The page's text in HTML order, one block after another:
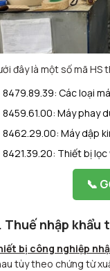
đây là một số mã HS
8479.89.39: Các loại
8459.61.00: Máy phay
8462.29.00: Máy dập
8421.39.20: Thiết bị
📞
Thuế nhập khẩu
bị công nghiệp
tùy theo chứng từ